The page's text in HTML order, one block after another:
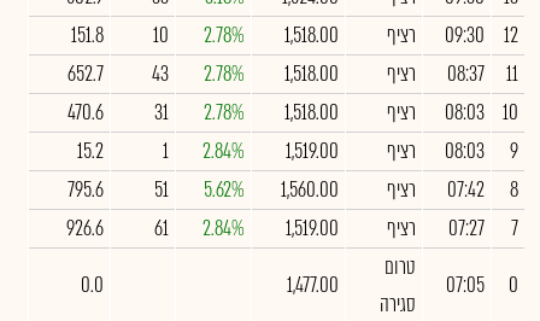
12
09:30 רציף 1,518.00
2.78%
10
151.8
11
08:37 רציף 1,518.00
2.78%
43
652.7
10
08:03 רציף 1,518.00
2.78%
31
470.6
9
08:03 רציף 1,519.00
2.84%
1
15.2
8
07:42 רציף 1,560.00
5.62%
51
795.6
7
07:27 רציף 1,519.00
2.84%
61
926.6
0
07:05
טרום
סגירה
1,477.00
0.0